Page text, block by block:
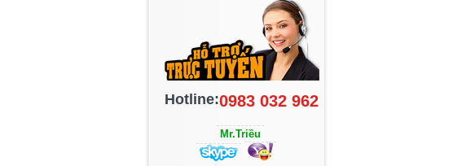
Hotline:0983 032 962
Mr.Triều